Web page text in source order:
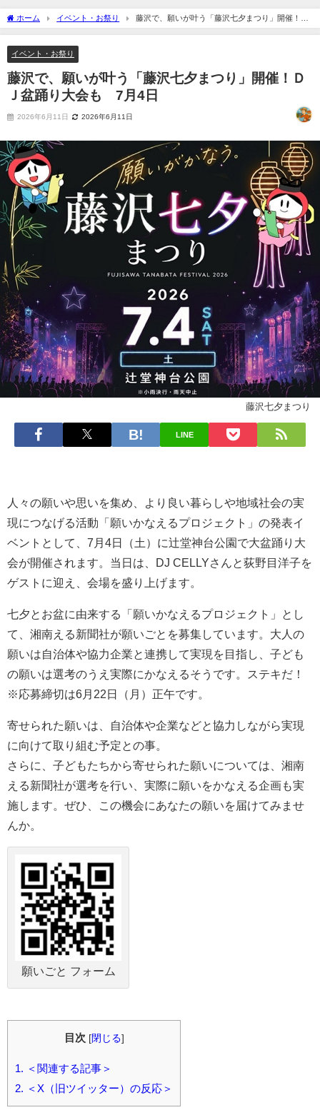
ホーム イベント・お祭り
藤沢で、願いが叶う「藤沢七夕まつり」開催！Ｄ
Ｊ盆踊り大会も 7月4日
イベント・お祭り
藤沢で、願いが叶う「藤沢七夕まつり」開催！Ｄ
Ｊ盆踊り大会も 7月4日
2026年6月11日 2026年6月11日
藤沢七夕まつり
LINE
人々の願いや思いを集め、より良い暮らしや地域社会の実
現につなげる活動「願いかなえるプロジェクト」の発表イ
ベントとして、7月4日（土）に辻堂神台公園で大盆踊り大
会が開催されます。当日は、DJ CELLYさんと荻野目洋子を
ゲストに迎え、会場を盛り上げます。
七夕とお盆に由来する「願いかなえるプロジェクト」とし
て、湘南える新聞社が願いごとを募集しています。大人の
願いは自治体や協力企業と連携して実現を目指し、子ども
の願いは選考のうえ実際にかなえるそうです。ステキだ！
※応募締切は6月22日（月）正午です。
寄せられた願いは、自治体や企業などと協力しながら実現
に向けて取り組む予定との事。
さらに、子どもたちから寄せられた願いについては、湘南
える新聞社が選考を行い、実際に願いをかなえる企画も実
施します。ぜひ、この機会にあなたの願いを届けてみませ
んか。
願いごと フォーム
目次 [閉じる]
1. ＜関連する記事＞
2. ＜X（旧ツイッター）の反応＞